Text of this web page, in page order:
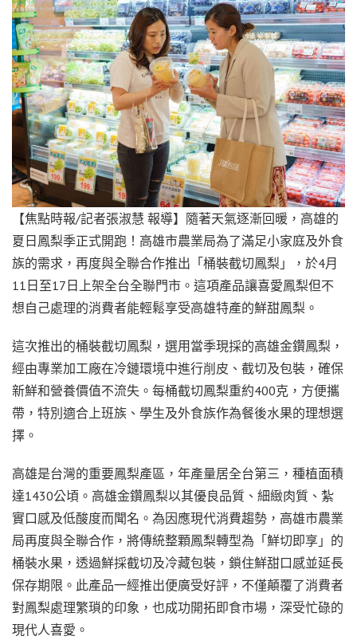
【焦點時報/記者張淑慧 報導】隨著天氣逐漸回暖，高雄的
夏日鳳梨季正式開跑！高雄市農業局為了滿足小家庭及外食
族的需求，再度與全聯合作推出「桶裝截切鳳梨」，於4月
11日至17日上架全台全聯門市。這項產品讓喜愛鳳梨但不
想自己處理的消費者能輕鬆享受高雄特產的鮮甜鳳梨。
這次推出的桶裝截切鳳梨，選用當季現採的高雄金鑽鳳梨，
經由專業加工廠在冷鏈環境中進行削皮、截切及包裝，確保
新鮮和營養價值不流失。每桶截切鳳梨重約400克，方便攜
帶，特別適合上班族、學生及外食族作為餐後水果的理想選
擇。
高雄是台灣的重要鳳梨產區，年產量居全台第三，種植面積
達1430公頃。高雄金鑽鳳梨以其優良品質、細緻肉質、紮
實口感及低酸度而聞名。為因應現代消費趨勢，高雄市農業
局再度與全聯合作，將傳統整顆鳳梨轉型為「鮮切即享」的
桶裝水果，透過鮮採截切及冷藏包裝，鎖住鮮甜口感並延長
保存期限。此產品一經推出便廣受好評，不僅顛覆了消費者
對鳳梨處理繁瑣的印象，也成功開拓即食市場，深受忙碌的
現代人喜愛。